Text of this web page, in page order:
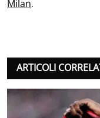
Milan.
ARTICOLI